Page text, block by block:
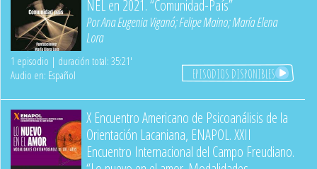
NEL en 2021. “Comunidad-País”
PorAna Eugenia Viganó;Felipe Maino;María Elena
Lora
1 episodio | duración total: 35:21'
Audio en: Español
EPISODIOS DISPONIBLES
X Encuentro Americano de Psicoanálisis de la
Orientación Lacaniana, ENAPOL. XXII
Encuentro Internacional del Campo Freudiano.